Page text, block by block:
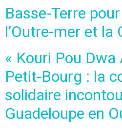
Basse-Terre
l’Outre-mer et la
« Kouri Pou Dwa
Petit-Bourg : la
solidaire
Guadeloupe en